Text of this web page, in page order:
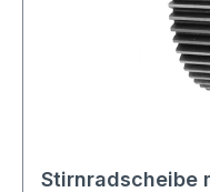
Stirnradscheibe